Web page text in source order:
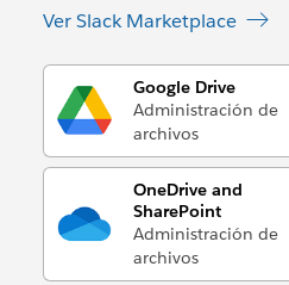
Ver Slack Marketplace
Google Drive
Administración de
archivos
OneDrive and
SharePoint
Administración de
archivos